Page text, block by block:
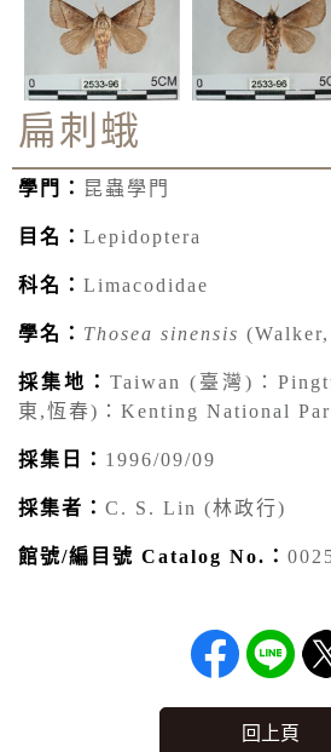
扁刺蛾
學門： 昆蟲學門
目名： Lepidoptera
科名： Limacodidae
學名： Thosea sinensis
採集地： Taiwan (臺灣)：
東,恆春)：Kenting National
採集日： 1996/09/09
採集者： C. S. Lin (林政行)
館號/編目號 Catalog No.：
回上頁